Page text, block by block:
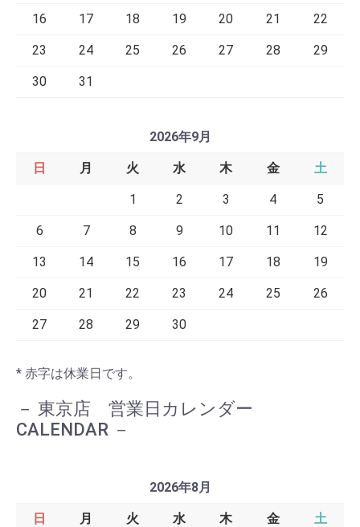
16 17 18 19 20 21 22
23 24 25 26 27 28 29
30 31
2026年9月
日 月 火 水 木 金 土
1 2 3 4 5
6 7 8 9 10 11 12
13 14 15 16 17 18 19
20 21 22 23 24 25 26
27 28 29 30
* 赤字は休業日です。
－ 東京店 営業日カレンダー
CALENDAR －
2026年8月
日 月 火 水 木 金 土